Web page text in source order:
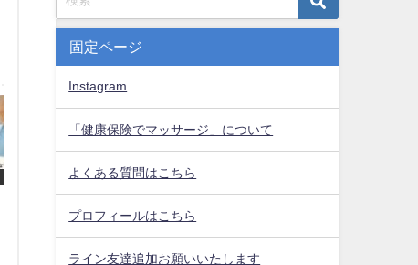
固定ページ
Instagram
「健康保険でマッサージ」について
よくある質問はこちら
プロフィールはこちら
ライン友達追加お願いいたします